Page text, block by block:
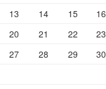
13 14 15
16
20 21 22
23
27 28 29
30